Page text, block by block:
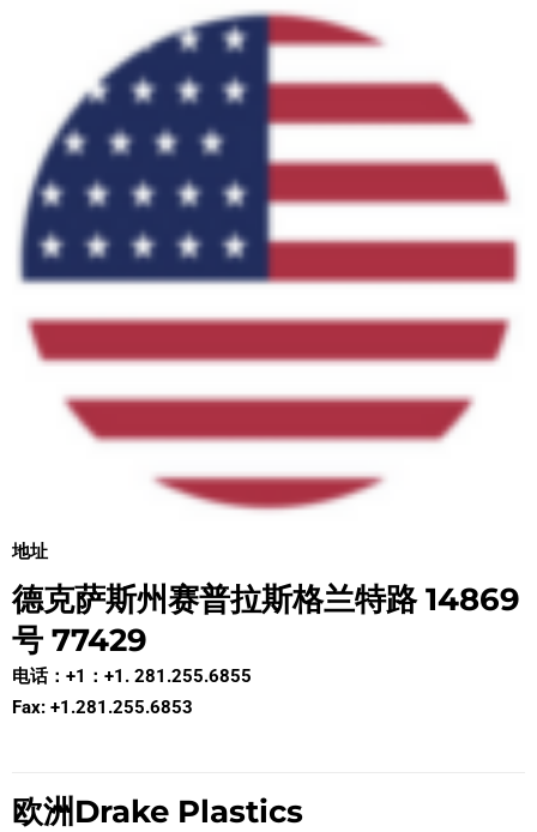
地址
德克萨斯州赛普拉斯格兰特路 14869
号 77429
电话：+1：+1. 281.255.6855
Fax: +1.281.255.6853
欧洲Drake Plastics